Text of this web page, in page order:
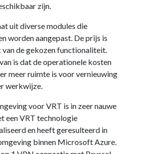
zijn.
uit diverse modules die
worden aangepast. De prijs is
de gekozen functionaliteit.
is dat de operationele kosten
meer ruimte is voor vernieuwing
werkwijze.
voor VRT is in zeer nauwe
een VRT technologie
en heeft geresulteerd in
binnen Microsoft Azure.